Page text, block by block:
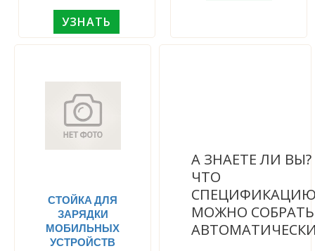
УЗНАТЬ
СТОЙКА ДЛЯ
ЗАРЯДКИ
МОБИЛЬНЫХ
УСТРОЙСТВ
А ЗНАЕТЕ ЛИ ВЫ?
ЧТО
МОЖНО СОБРАТЬ